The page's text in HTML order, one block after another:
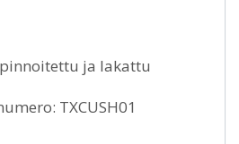
ja lakattu
TXCUSH01